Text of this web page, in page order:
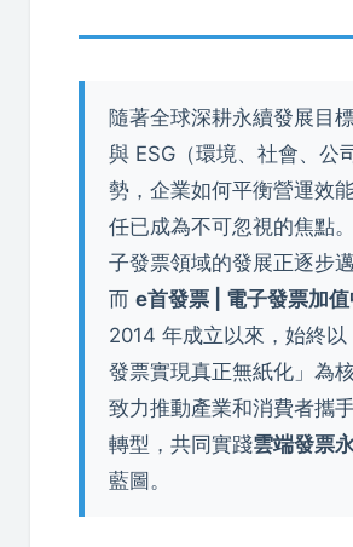
隨著全球深耕永續發展目標
與 ESG（環境、社會、公
勢，企業如何平衡營運效
任已成為不可忽視的焦點
子發票領域的發展正逐步
而 e首發票 | 電子發票加
2014 年成立以來，始終以
發票實現真正無紙化」為
致力推動產業和消費者攜
轉型，共同實踐雲端發票
藍圖。